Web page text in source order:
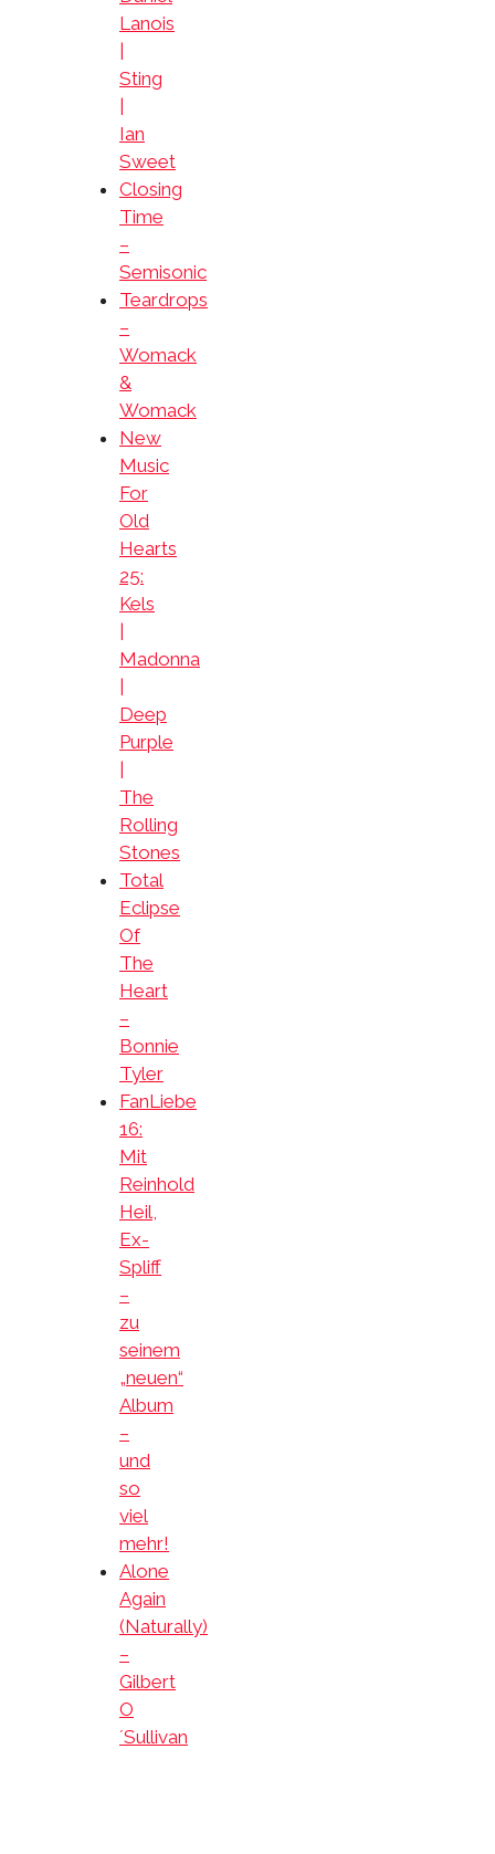
Lanois
Sting
Ian
Sweet
Closing
Time
–
Semisonic
Teardrops
–
Womack
&
Womack
New
Music
For
Old
Hearts
25:
Kels
Madonna
Deep
Purple
The
Rolling
Stones
Total
Eclipse
Of
The
Heart
–
Bonnie
Tyler
FanLiebe
16:
Mit
Reinhold
Heil,
Ex-
Spliff
–
zu
seinem
„neuen“
Album
–
und
so
viel
mehr!
Alone
Again
(Naturally)
–
Gilbert
O
´Sullivan